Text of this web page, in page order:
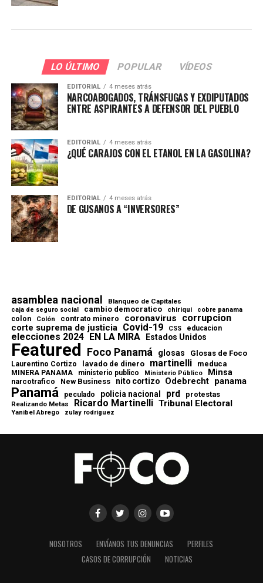
LO ÚLTIMO POPULAR VÍDEOS
EDITORIAL 4 meses atrás
NARCOABOGADOS, TRÁNSFUGAS Y EXDIPUTADOS
ENTRE ASPIRANTES A DEFENSOR DEL PUEBLO
EDITORIAL 4 meses atrás
¿QUÉ CARAJOS CON EL ETANOL EN LA GASOLINA?
EDITORIAL 4 meses atrás
DE GUSANOS A “INVERSORES”
asamblea nacional Blanqueo de Capitales
caja de seguro social cambio democratico chiriqui cobre panama
colon Colón contrato minero coronavirus corrupcion
corte suprema de justicia Covid-19 CSS educacion
elecciones 2024 EN LA MIRA Estados Unidos
Featured Foco Panamá glosas Glosas de Foco
Laurentino Cortizo lavado de dinero martinelli meduca
MINERA PANAMA ministerio publico Ministerio Público Minsa
narcotrafico New Business nito cortizo Odebrecht panama
Panamá peculado policia nacional prd protestas
Realizando Metas Ricardo Martinelli Tribunal Electoral
Yanibel Abrego zulay rodriguez
NOSOTROS ENVÍANOS TUS DENUNCIAS
PERFILES
CASOS DE CORRUPCIÓN
NOTICIAS